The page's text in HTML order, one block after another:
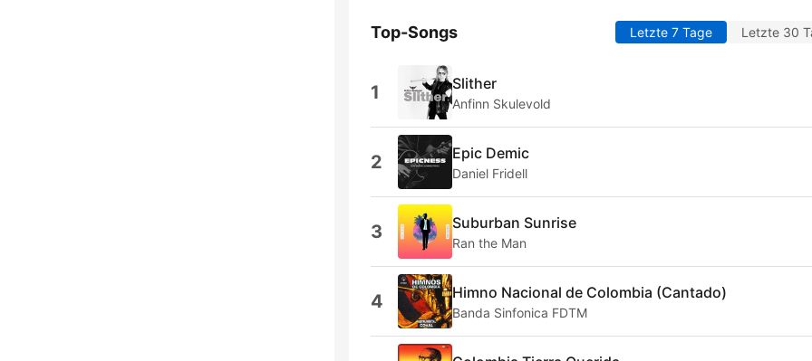
Top-Songs Letzte 7 Tage Letzte 30
1 Slither
Anfinn Skulevold
2 Epic Demic
Daniel Fridell
3 Suburban Sunrise
Ran the Man
4 Himno Nacional de Colombia (Cantado)
Banda Sinfonica FDTM